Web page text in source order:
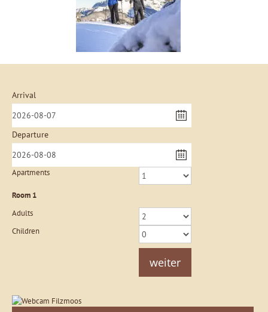
Arrival
Departure
Apartments
Room 1
Adults
Children
weiter